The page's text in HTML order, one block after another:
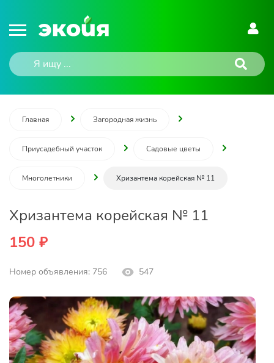
Главная Загородная жизнь
Приусадебный участок Садовые цветы
Многолетники Хризантема корейская № 11
Хризантема корейская № 11
150 ₽
Номер объявления: 756 547